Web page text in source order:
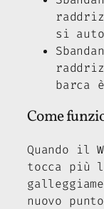
si
barca
Come
Quando il
tocca più
nuovo